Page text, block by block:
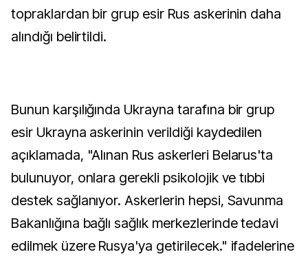
topraklardan bir grup esir Rus askerinin daha
alındığı belirtildi.
Bunun karşılığında Ukrayna tarafına bir grup
esir Ukrayna askerinin verildiği kaydedilen
açıklamada, "Alınan Rus askerleri Belarus'ta
bulunuyor, onlara gerekli psikolojik ve tıbbi
destek sağlanıyor. Askerlerin hepsi, Savunma
Bakanlığına bağlı sağlık merkezlerinde tedavi
edilmek üzere Rusya'ya getirilecek." ifadelerine